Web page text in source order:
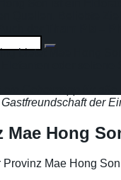
der
bietet Mae Hong
Geheimtipp für
der
Mae Hong